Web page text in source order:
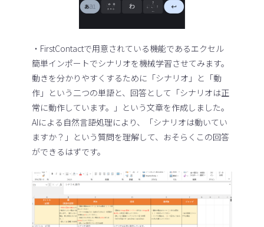
・FirstContactで用意されている機能であるエクセル
簡単インポートでシナリオを機械学習させてみます。
動きを分かりやすくするために「シナリオ」と「動
作」という二つの単語と、回答として「シナリオは正
常に動作しています。」という文章を作成しました。
AIによる自然言語処理により、「シナリオは動いてい
ますか？」という質問を理解して、おそらくこの回答
ができるはずです。